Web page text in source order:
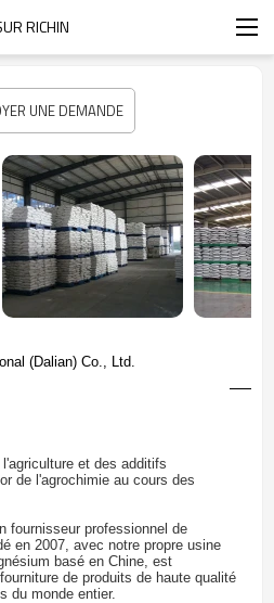
RICHIN
UNE DEMANDE
(Dalian) Co., Ltd.
et des additifs
de l'agrochimie au cours des
fournisseur professionnel de
en 2007, avec notre propre usine
basé en Chine, est
de produits de haute qualité
du monde entier.